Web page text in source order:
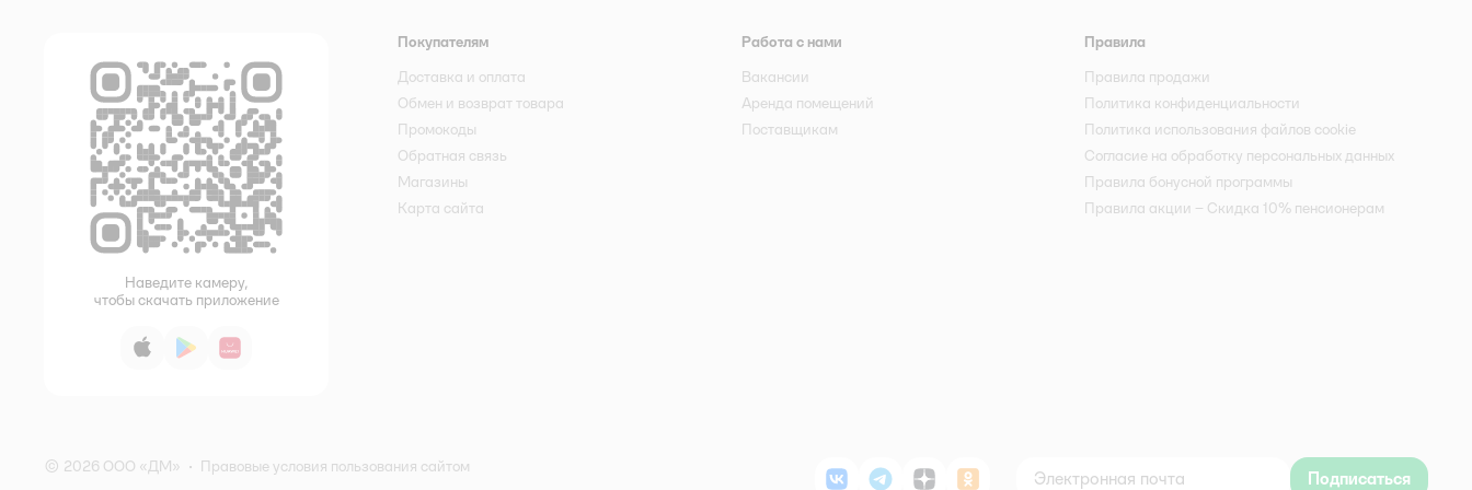
Наведите камеру,
чтобы скачать приложение
App StoreGoogle PlayAppGallery
Покупателям
Доставка и оплата
Обмен и возврат товара
Промокоды
Обратная связь
Магазины
Карта сайта
Работа с нами
Вакансии
Аренда помещений
Поставщикам
Правила
Правила продажи
Политика конфиденциальности
Политика использования файлов cookie
Согласие на обработку персональных данных
Правила бонусной программы
Правила акции – Скидка 10% пенсионерам
© 2026 ООО «ДМ» • Правовые условия пользования сайтом
Подписаться